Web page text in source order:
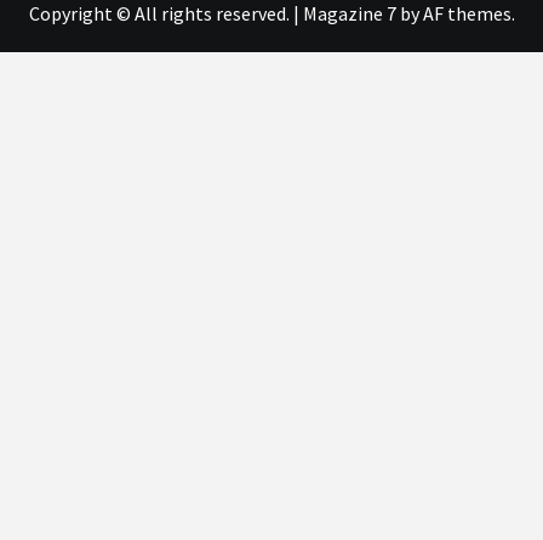
Copyright © All rights reserved. | Magazine 7by AF themes.